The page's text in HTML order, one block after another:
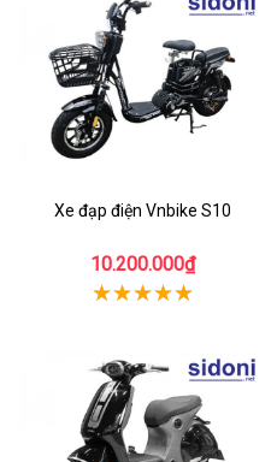
Xe đạp điện Vnbike S10
10.200.000₫